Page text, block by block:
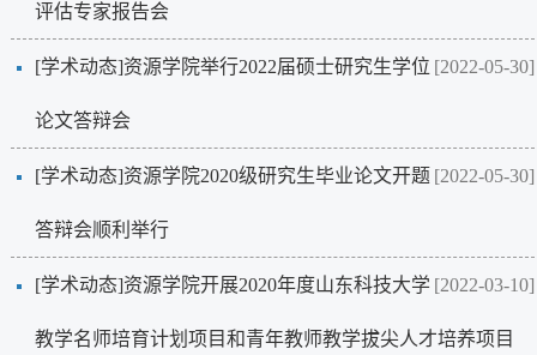
评估专家报告会
[2022-05-30]
[学术动态]资源学院举行2022届硕士研究生学位
论文答辩会
[2022-05-30]
[学术动态]资源学院2020级研究生毕业论文开题
答辩会顺利举行
[2022-03-10]
[学术动态]资源学院开展2020年度山东科技大学
教学名师培育计划项目和青年教师教学拔尖人才培养项目